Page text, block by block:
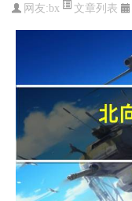
网友:bx 文章列表